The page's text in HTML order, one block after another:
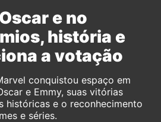
e no
história e
a votação
conquistou espaço em
e Emmy, suas vitórias
históricas e o reconhecimento
e séries.